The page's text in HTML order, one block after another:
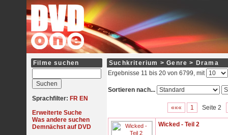
Filme suchen
Sprachfilter: FR EN
Erweiterte Suche
Was andere suchen
Demnächst auf DVD
Suchkriterium > Genre > Drama
Ergebnisse 11 bis 20 von 6799, mit
Sortieren nach...
««« 1 Seite 2
Wicked - Teil 2